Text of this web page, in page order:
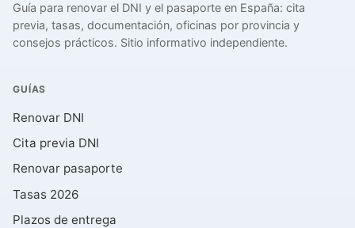
Guía para renovar el DNI y el pasaporte en España: cita
previa, tasas, documentación, oficinas por provincia y
consejos prácticos. Sitio informativo independiente.
GUÍAS
Renovar DNI
Cita previa DNI
Renovar pasaporte
Tasas 2026
Plazos de entrega